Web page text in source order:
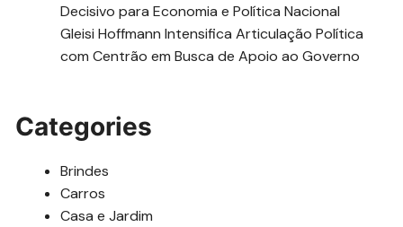
Decisivo para Economia e Política Nacional
Gleisi Hoffmann Intensifica Articulação Política
com Centrão em Busca de Apoio ao Governo
Categories
Brindes
Carros
Casa e Jardim